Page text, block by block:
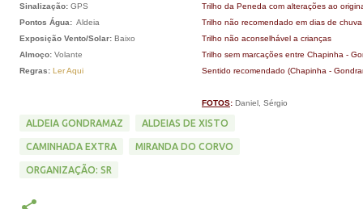
Sinalização: GPS
Pontos Água: Aldeia
Exposição Vento/Solar: Baixo
Almoço: Volante
Regras: Ler Aqui
Trilho da Peneda com alterações ao
Trilho não recomendado em dias de
Trilho não aconselhável a crianças
Trilho sem marcações entre Chapinha -
Sentido recomendado (Chapinha -
FOTOS: Daniel, Sérgio
ALDEIA GONDRAMAZ ALDEIAS DE XISTO
CAMINHADA EXTRA MIRANDA DO CORVO
ORGANIZAÇÃO: SR